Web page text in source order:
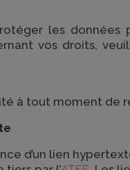
protéger les
vos droits,
à tout moment de
d’un lien